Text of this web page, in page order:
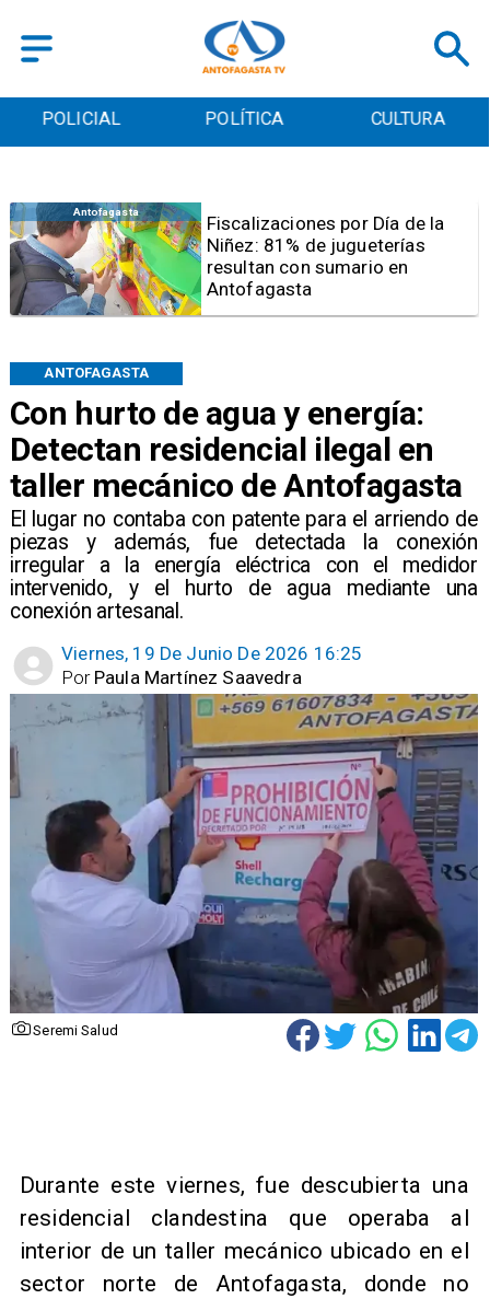
POLICIAL POLÍTICA CULTURA
Con hurto de agua y energía:
Detectan residencial ilegal en
taller mecánico de Antofagasta
El lugar no contaba con patente para el arriendo de
piezas y además, fue detectada la conexión
irregular a la energía eléctrica con el medidor
intervenido, y el hurto de agua mediante una
conexión artesanal.
ANTOFAGASTA
Viernes, 19 De Junio De 2026 16:25
Paula Martínez Saavedra
Por
Seremi Salud
Antofagasta
Tribunal frena opción de pena
mixta para Karen Rojo por ahora
Durante este viernes, fue descubierta una
residencial clandestina que operaba al
interior de un taller mecánico ubicado en el
sector norte de Antofagasta, donde no